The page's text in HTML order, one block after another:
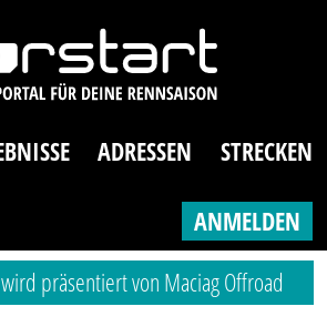
ADRESSEN STRECKEN
ANMELDEN
präsentiert von Maciag Offroad